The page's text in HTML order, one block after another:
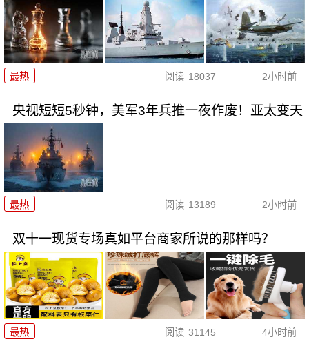
最热 阅读 18037 2小时前
央视短短5秒钟，美军3年兵推一夜作废！亚太变天
最热 阅读 13189 2小时前
双十一现货专场真如平台商家所说的那样吗？
最热 阅读 31145 4小时前